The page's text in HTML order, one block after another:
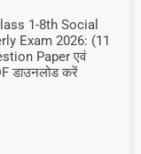
1-8th Social
Exam 2026: (11
Paper एवं
डाउनलोड करें